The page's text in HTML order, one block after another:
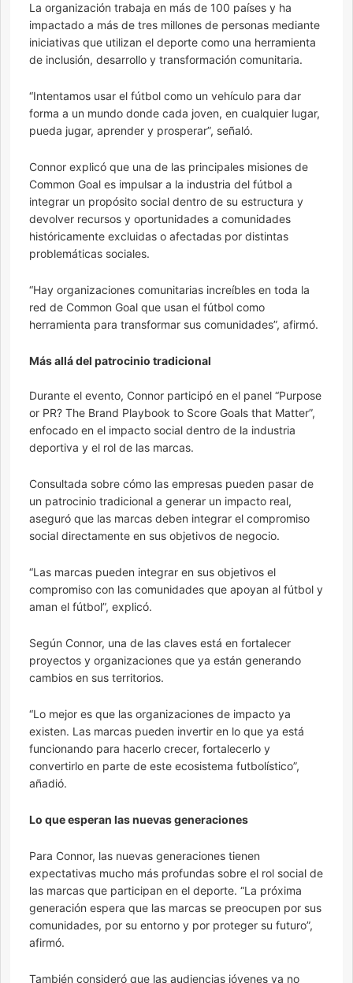
La organización trabaja en más de 100 países y ha
impactado a más de tres millones de personas mediante
iniciativas que utilizan el deporte como una herramienta
de inclusión, desarrollo y transformación comunitaria.
“Intentamos usar el fútbol como un vehículo para dar
forma a un mundo donde cada joven, en cualquier lugar,
pueda jugar, aprender y prosperar”, señaló.
Connor explicó que una de las principales misiones de
Common Goal es impulsar a la industria del fútbol a
integrar un propósito social dentro de su estructura y
devolver recursos y oportunidades a comunidades
históricamente excluidas o afectadas por distintas
problemáticas sociales.
“Hay organizaciones comunitarias increíbles en toda la
red de Common Goal que usan el fútbol como
herramienta para transformar sus comunidades”, afirmó.
Más allá del patrocinio tradicional
Durante el evento, Connor participó en el panel “Purpose
or PR? The Brand Playbook to Score Goals that Matter”,
enfocado en el impacto social dentro de la industria
deportiva y el rol de las marcas.
Consultada sobre cómo las empresas pueden pasar de
un patrocinio tradicional a generar un impacto real,
aseguró que las marcas deben integrar el compromiso
social directamente en sus objetivos de negocio.
“Las marcas pueden integrar en sus objetivos el
compromiso con las comunidades que apoyan al fútbol y
aman el fútbol”, explicó.
Según Connor, una de las claves está en fortalecer
proyectos y organizaciones que ya están generando
cambios en sus territorios.
“Lo mejor es que las organizaciones de impacto ya
existen. Las marcas pueden invertir en lo que ya está
funcionando para hacerlo crecer, fortalecerlo y
convertirlo en parte de este ecosistema futbolístico”,
añadió.
Lo que esperan las nuevas generaciones
Para Connor, las nuevas generaciones tienen
expectativas mucho más profundas sobre el rol social de
las marcas que participan en el deporte. “La próxima
generación espera que las marcas se preocupen por sus
comunidades, por su entorno y por proteger su futuro”,
afirmó.
También consideró que las audiencias jóvenes ya no